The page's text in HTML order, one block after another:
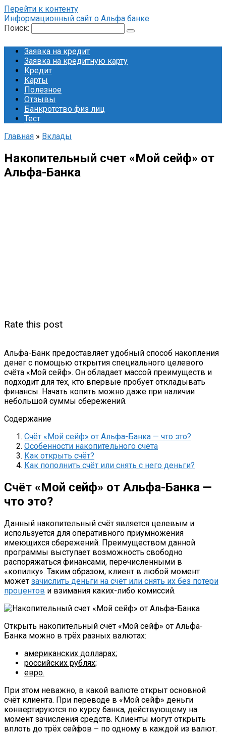
Перейти к контенту
Информационный сайт о Альфа банке
Поиск:
Заявка на кредит
Заявка на кредитную карту
Кредит
Карты
Полезное
Отзывы
Банкротство физ лиц
Тест
Главная » Вклады
Накопительный счет «Мой сейф» от
Альфа-Банка
Rate this post
Альфа-Банк предоставляет удобный способ накопления
денег с помощью открытия специального целевого
счёта «Мой сейф». Он обладает массой преимуществ и
подходит для тех, кто впервые пробует откладывать
финансы. Начать копить можно даже при наличии
небольшой суммы сбережений.
Содержание
Счёт «Мой сейф» от Альфа-Банка — что это?
Особенности накопительного счёта
Как открыть счёт?
Как пополнить счёт или снять с него деньги?
Счёт «Мой сейф» от Альфа-Банка —
что это?
Данный накопительный счёт является целевым и
используется для оперативного приумножения
имеющихся сбережений. Преимуществом данной
программы выступает возможность свободно
распоряжаться финансами, перечисленными в
«копилку». Таким образом, клиент в любой момент
может зачислить деньги на счёт или снять их без потери
процентов и взимания каких-либо комиссий.
Открыть накопительный счёт «Мой сейф» от Альфа-
Банка можно в трёх разных валютах:
американских долларах;
российских рублях;
евро.
При этом неважно, в какой валюте открыт основной
счёт клиента. При переводе в «Мой сейф» деньги
конвертируются по курсу банка, действующему на
момент зачисления средств. Клиенты могут открыть
вплоть до трёх сейфов – по одному в каждой из валют.